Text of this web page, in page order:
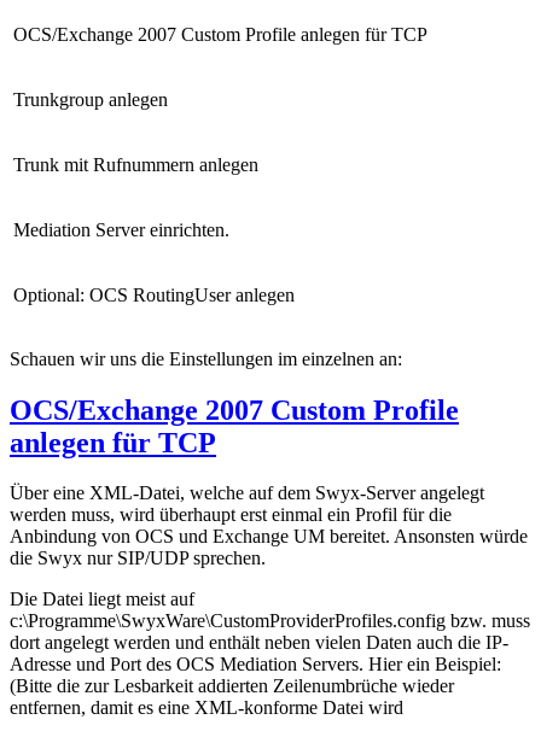
OCS/Exchange 2007 Custom Profile anlegen für TCP
Trunkgroup anlegen
Trunk mit Rufnummern anlegen
Mediation Server einrichten.
Optional: OCS RoutingUser anlegen
Schauen wir uns die Einstellungen im einzelnen an:
OCS/Exchange 2007 Custom Profile
anlegen für TCP
Über eine XML-Datei, welche auf dem Swyx-Server angelegt
werden muss, wird überhaupt erst einmal ein Profil für die
Anbindung von OCS und Exchange UM bereitet. Ansonsten würde
die Swyx nur SIP/UDP sprechen.
Die Datei liegt meist auf
c:\Programme\SwyxWare\CustomProviderProfiles.config bzw. muss
dort angelegt werden und enthält neben vielen Daten auch die IP-
Adresse und Port des OCS Mediation Servers. Hier ein Beispiel:
(Bitte die zur Lesbarkeit addierten Zeilenumbrüche wieder
entfernen, damit es eine XML-konforme Datei wird